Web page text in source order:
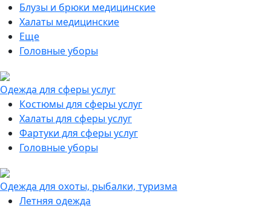
Блузы и брюки медицинские
Халаты медицинские
Еще
Головные уборы
Одежда для сферы услуг
Костюмы для сферы услуг
Халаты для сферы услуг
Фартуки для сферы услуг
Головные уборы
Одежда для охоты, рыбалки, туризма
Летняя одежда